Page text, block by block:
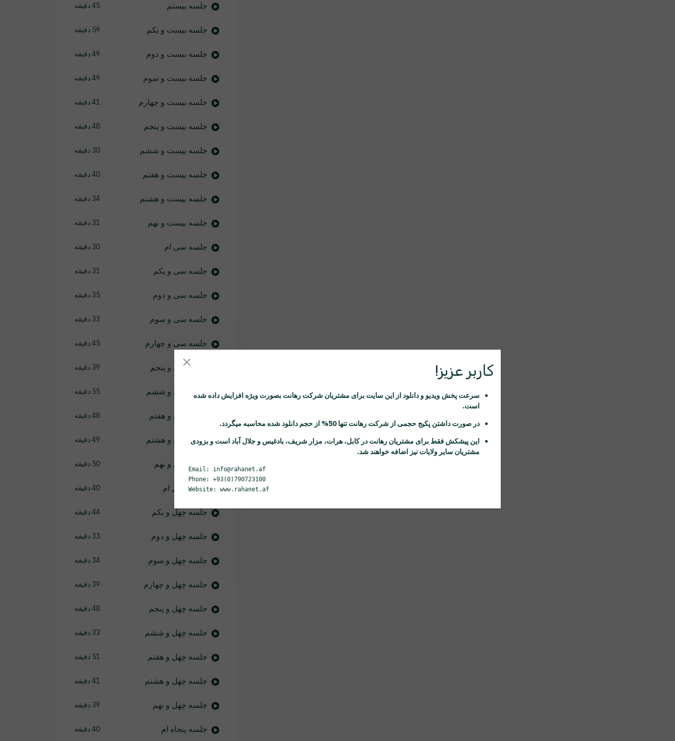
جلسه بیستم 45 دقیقه
جلسه بیست و یکم 59 دقیقه
جلسه بیست و دوم 49 دقیقه
جلسه بیست و سوم 49 دقیقه
جلسه بیست و چهارم 41 دقیقه
جلسه بیست و پنجم 48 دقیقه
جلسه بیست و ششم 30 دقیقه
جلسه بیست و هفتم 40 دقیقه
جلسه بیست و هشتم 34 دقیقه
جلسه بیست و نهم 31 دقیقه
جلسه سی ام 30 دقیقه
جلسه سی و یکم 31 دقیقه
جلسه سی و دوم 35 دقیقه
جلسه سی و سوم 33 دقیقه
جلسه سی و چهارم 45 دقیقه
جلسه سی و پنجم 39 دقیقه
جلسه سی و ششم 55 دقیقه
جلسه سی و هفتم 48 دقیقه
جلسه سی و هشتم 49 دقیقه
جلسه سی و نهم 50 دقیقه
جلسه چهل ام 40 دقیقه
جلسه چهل و یکم 44 دقیقه
جلسه چهل و دوم 33 دقیقه
جلسه چهل و سوم 34 دقیقه
جلسه چهل و چهارم 39 دقیقه
جلسه چهل و پنجم 48 دقیقه
جلسه چهل و ششم 33 دقیقه
جلسه چهل و هفتم 51 دقیقه
جلسه چهل و هشتم 41 دقیقه
جلسه چهل و نهم 39 دقیقه
جلسه پنجاه ام 40 دقیقه
کاربر عزیز!
سرعت پخش ویدیو و دانلود از این سایت برای مشتریان شرکت رهانت بصورت ویژه افزایش داده شده
است.
در صورت داشتن پکیج حجمی از شرکت رهانت تنها 50% از حجم دانلود شده محاسبه میگردد.
این پیشکش فقط برای مشتریان رهانت در کابل، هرات، مزار شریف، بادغیس و جلال آباد است و بزودی
مشتریان سایر ولایات نیز اضافه خواهند شد.
Email: info@rahanet.af
Phone: +93(0)790723100
Website: www.rahanet.af